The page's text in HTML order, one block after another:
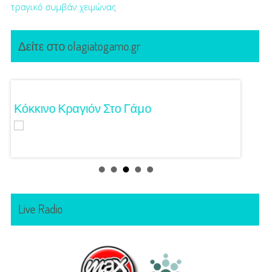
τραγικό συμβάν χειμώνας
Δείτε στο olagiatogamo.gr
Κόκκινο Κραγιόν Στο Γάμο
Live Radio